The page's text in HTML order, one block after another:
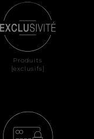
Produits
[exclusifs]